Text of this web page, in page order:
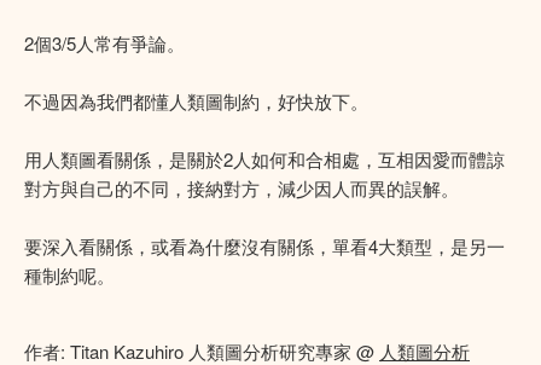
2個3/5人常有爭論。
不過因為我們都懂人類圖制約，好快放下。
用人類圖看關係，是關於2人如何和合相處，互相因愛而體諒
對方與自己的不同，接納對方，減少因人而異的誤解。
要深入看關係，或看為什麼沒有關係，單看4大類型，是另一
種制約呢。
作者: Titan Kazuhiro 人類圖分析研究專家 @ 人類圖分析